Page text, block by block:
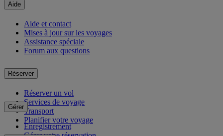
Aide
Aide et contact
Mises à jour sur les voyages
Assistance spéciale
Forum aux questions
Réserver
Réserver un vol
Services de voyage
Transport
Planifier votre voyage
Gérer
Enregistrement